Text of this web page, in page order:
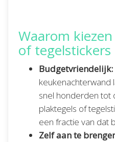
Waarom
of
Budgetvriendelijk:
keukenachterwand
snel honderden tot
plaktegels of
een fractie van dat
Zelf aan te